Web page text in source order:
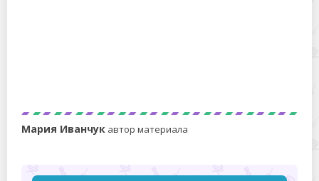
Мария Иванчук автор материала